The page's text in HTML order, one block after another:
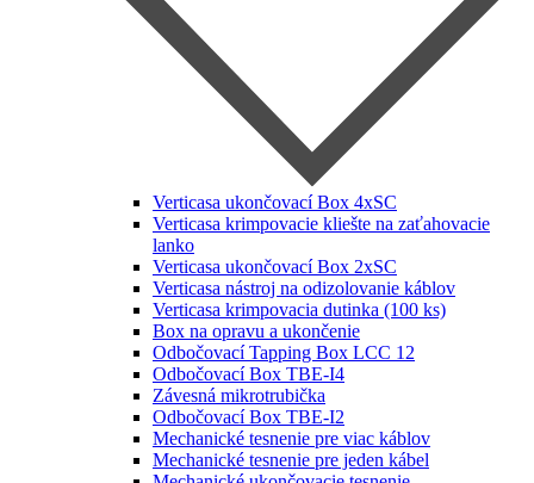
Verticasa ukončovací Box 4xSC
Verticasa krimpovacie kliešte na zaťahovacie
lanko
Verticasa ukončovací Box 2xSC
Verticasa nástroj na odizolovanie káblov
Verticasa krimpovacia dutinka (100 ks)
Box na opravu a ukončenie
Odbočovací Tapping Box LCC 12
Odbočovací Box TBE-I4
Závesná mikrotrubička
Odbočovací Box TBE-I2
Mechanické tesnenie pre viac káblov
Mechanické tesnenie pre jeden kábel